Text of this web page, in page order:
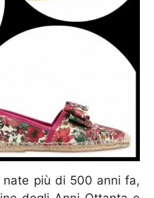
nate più di 500 anni fa,